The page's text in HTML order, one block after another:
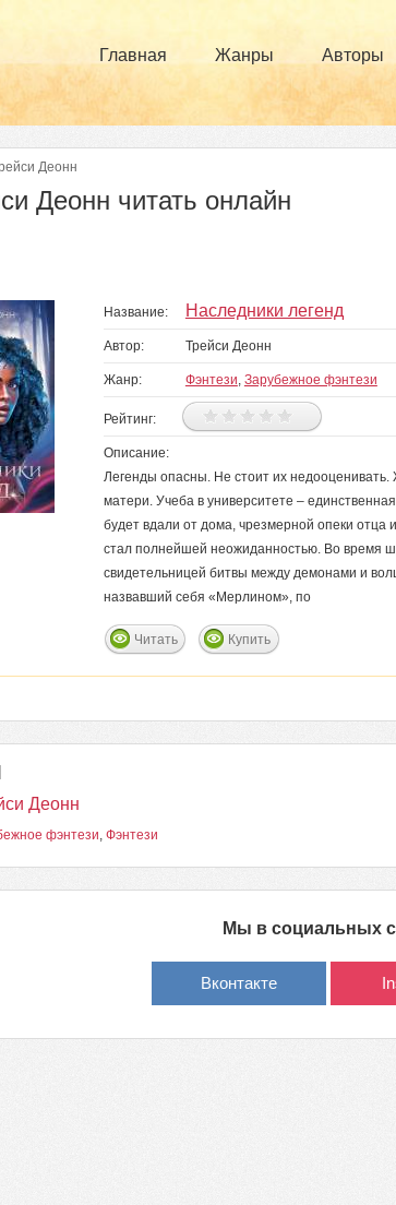
Главная Жанры Авторы
Деонн
Деонн читать онлайн
Название: Наследники легенд
Автор: Трейси Деонн
Жанр: Фэнтези, Зарубежное фэнтези
Рейтинг:
Описание:
Легенды опасны. Не стоит их
матери. Учеба в университете –
будет вдали от дома, чрезмерной опеки
стал полнейшей неожиданностью. Во время
свидетельницей битвы между демонами и
назвавший себя «Мерлином», по
Читать Купить
Деонн
фэнтези, Фэнтези
Мы в социальных
Вконтакте